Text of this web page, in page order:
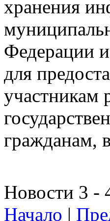
хранения
Федерации
для
участникам
гражданам,
Новости 3 -
Начало |